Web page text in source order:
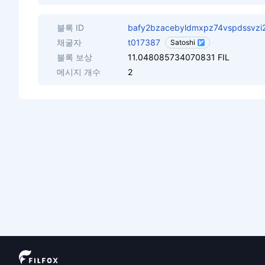
블록 ID
채굴자
t017387 Satoshi
블록 보상
11.048085734070831 FIL
메시지 개수
2